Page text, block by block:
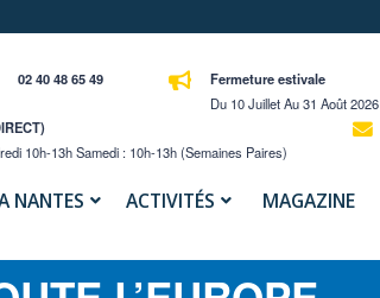
02 40 48 65 49
Fermeture estivale
Du 10 Juillet Au 31 Août 2026
10h-13h Samedi : 10h-13h (semaines Paires)
NANTES ACTIVITÉS MAGAZINE